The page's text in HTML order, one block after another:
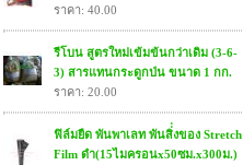
ราคา: 40.00
รีโบน สูตรใหม่เข้มข้นกว่าเดิม (3-6-
3) สารแทนกระดูกป่น ขนาด 1 กก.
ราคา: 20.00
ฟิล์มยืด พันพาเลท พันสิ่่งของ Stretch
Film ดำ(15ไมครอนx50ซม.x300ม.)